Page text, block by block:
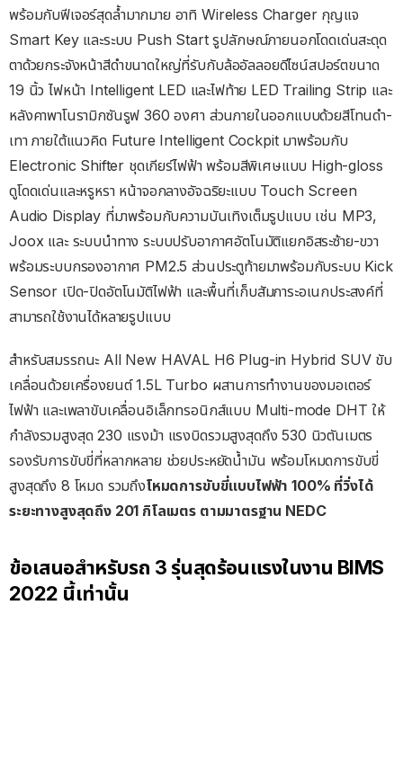
พร้อมกับฟีเจอร์สุดล้ำมากมาย อาทิ Wireless Charger กุญแจ
Smart Key และระบบ Push Start รูปลักษณ์ภายนอกโดดเด่นสะดุด
ตาด้วยกระจังหน้าสีดำขนาดใหญ่ที่รับกับล้ออัลลอยดีไซน์สปอร์ตขนาด
19 นิ้ว ไฟหน้า Intelligent LED และไฟท้าย LED Trailing Strip และ
หลังคาพาโนรามิกซันรูฟ 360 องศา ส่วนภายในออกแบบด้วยสีโทนดำ-
เทา ภายใต้แนวคิด Future Intelligent Cockpit มาพร้อมกับ
Electronic Shifter ชุดเกียร์ไฟฟ้า พร้อมสีพิเศษแบบ High-gloss
ดูโดดเด่นและหรูหรา หน้าจอกลางอัจฉริยะแบบ Touch Screen
Audio Display ที่มาพร้อมกับความบันเทิงเต็มรูปแบบ เช่น MP3,
Joox และ ระบบนำทาง ระบบปรับอากาศอัตโนมัติแยกอิสระซ้าย-ขวา
พร้อมระบบกรองอากาศ PM2.5 ส่วนประตูท้ายมาพร้อมกับระบบ Kick
Sensor เปิด-ปิดอัตโนมัติไฟฟ้า และพื้นที่เก็บสัมภาระอเนกประสงค์ที่
สามารถใช้งานได้หลายรูปแบบ
สำหรับสมรรถนะ All New HAVAL H6 Plug-in Hybrid SUV ขับ
เคลื่อนด้วยเครื่องยนต์ 1.5L Turbo ผสานการทำงานของมอเตอร์
ไฟฟ้า และเพลาขับเคลื่อนอิเล็กทรอนิกส์แบบ Multi-mode DHT ให้
กำลังรวมสูงสุด 230 แรงม้า แรงบิดรวมสูงสุดถึง 530 นิวตันเมตร
รองรับการขับขี่ที่หลากหลาย ช่วยประหยัดน้ำมัน พร้อมโหมดการขับขี่
สูงสุดถึง 8 โหมด รวมถึงโหมดการขับขี่แบบไฟฟ้า 100% ที่วิ่งได้
ระยะทางสูงสุดถึง 201 กิโลเมตร ตามมาตรฐาน NEDC
ข้อเสนอสำหรับรถ 3 รุ่นสุดร้อนแรงในงาน BIMS
2022 นี้เท่านั้น